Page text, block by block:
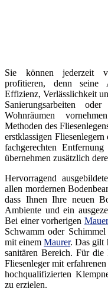
Sie können jederzeit
profitieren, denn seine
Effizienz, Verlässlichkeit
Sanierungsarbeiten
Wohnräumen
Methoden des
erstklassigen
fachgerechten
übernehmen zusätzlich
Hervorragend
allen mordernen
dass Ihnen Ihre neuen
Ambiente und ein
Bei einer vorherigen
Schwamm oder
mit einemMaurer. Das gilt
sanitären Bereich. Für
Fliesenleger mit
hochqualifizierten
zu erzielen.